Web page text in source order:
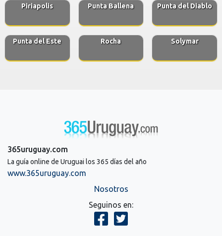
Piriapolis Punta Ballena Punta del Diablo
Punta del Este Rocha Solymar
365uruguay.com
La guía online de Uruguai los 365 días del año
www.365uruguay.com
Nosotros
Seguinos en: